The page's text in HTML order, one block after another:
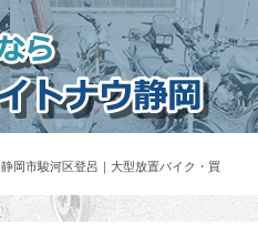
静岡市駿河区登呂｜大型放置バイク・買